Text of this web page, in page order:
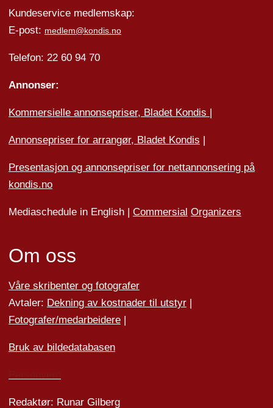
Kundeservice medlemskap:
E-post: medlem@kondis.no
Telefon: 22 60 94 70
Annonser:
Kommersielle annonsepriser, Bladet Kondis |
Annonsepriser for arrangør, Bladet Kondis |
Presentasjon og annonsepriser for nettannonsering på
kondis.no
Mediaschedule in English | Commersial Organizers
Om oss
Våre skribenter og fotografer
Avtaler: Dekning av kostnader til utstyr|
Fotografer/medarbeidere|
Bruk av bildedatabasen
Redaktør: Runar Gilberg